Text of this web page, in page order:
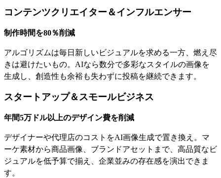
コンテンツクリエイター＆インフルエンサー
制作時間を80％削減
アルゴリズムは毎日新しいビジュアルを求める一方、燃え尽
きは避けたいもの。AIなら数分で多彩なスタイルの画像を
生成し、創造性も余裕も失わずに投稿を継続できます。
スタートアップ＆スモールビジネス
年間5万ドル以上のデザイン費を削減
デザイナーや代理店のコストをAI画像生成で置き換え。マ
ーケ素材から商品画像、ブランドアセットまで、高品質なビ
ジュアルを低予算で揃え、企業並みの存在感を演出できま
す。